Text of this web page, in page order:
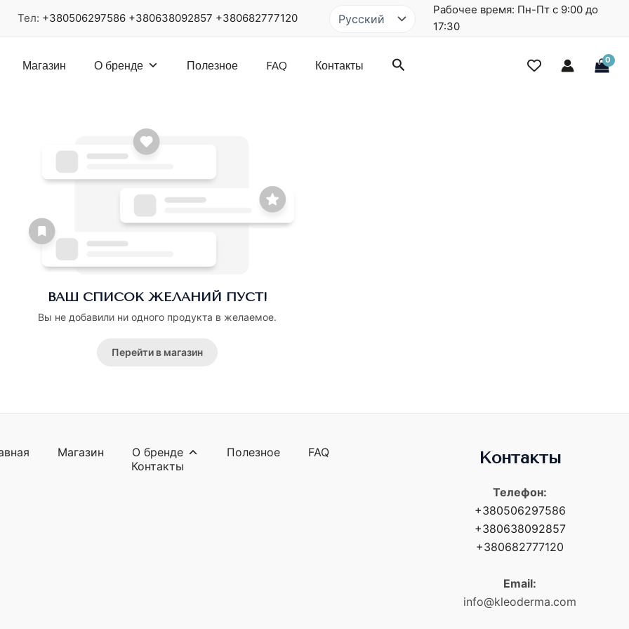
Тел: +380506297586 +380638092857 +380682777120
язык
Рабочее время: Пн-Пт с 9:00 до
17:30
Магазин О бренде Полезное FAQ Контакты Поиск
ВАШ СПИСОК ЖЕЛАНИЙ ПУСТ!
Вы не добавили ни одного продукта в желаемое.
Перейти в магазин
Магазин О бренде Полезное
FAQ
Контакты
Контакты
Телефон:
+380506297586
+380638092857
+380682777120
Email:
info@kleoderma.com